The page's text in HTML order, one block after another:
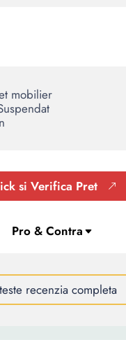
mobilier
si Verifica Pret
recenzia completa